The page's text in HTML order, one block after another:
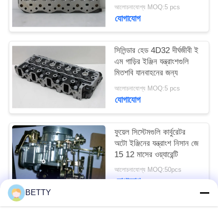
আলোচনাযোগ্য MOQ:5 pcs
যোগাযোগ
সিলিন্ডার হেড 4D32 দীর্ঘজীবী ই
এম গাড়ির ইঞ্জিন যন্ত্রাংশগুলি
মিতশবি যানবাহনের জন্য
আলোচনাযোগ্য MOQ:5 pcs
যোগাযোগ
ফুয়েল সিস্টেমগুলি কার্বুরেটর
অটো ইঞ্জিনের যন্ত্রাংশ নিসান জে
15 12 মাসের ওয়্যারেন্টি
আলোচনাযোগ্য MOQ:50pcs
যোগাযোগ
BETTY